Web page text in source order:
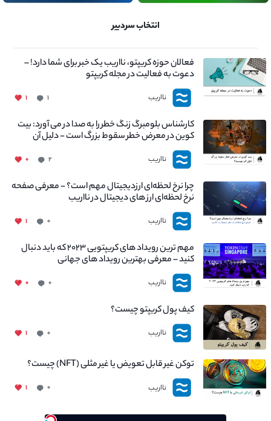
انتخاب سردبیر
فعالان حوزه کریپتو، نااریب یک خبر برای شما دارد! –
دعوت به فعالیت در مجله کریپتو
نااریب ۱ ۱
کارشناس بلومبرگ زنگ خطر را به صدا در می آورد: بیت
کوین در معرض خطر سقوط بزرگ است - دلیل آن
چیست؟
نااریب ۲ ۰
چرا نرخ لحظه‌ای ارزدیجیتال مهم است؟ - معرفی صفحه
نرخ لحظه‌ای ارز های دیجیتال در نااریب
نااریب ۰ ۱
مهم ترین رویداد های کریپتویی ۲۰۲۳ که باید دنبال
کنید – معرفی بهترین رویداد های جهانی
نااریب ۰ ۰
کیف پول کریپتو چیست؟
نااریب ۰ ۱
توکن غیر قابل تعویض یا غیر مثلی (NFT) چیست؟
نااریب ۰ ۱